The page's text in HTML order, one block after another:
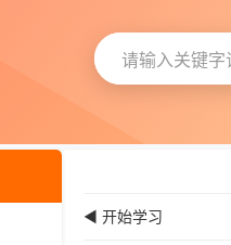
◀ 开始学习